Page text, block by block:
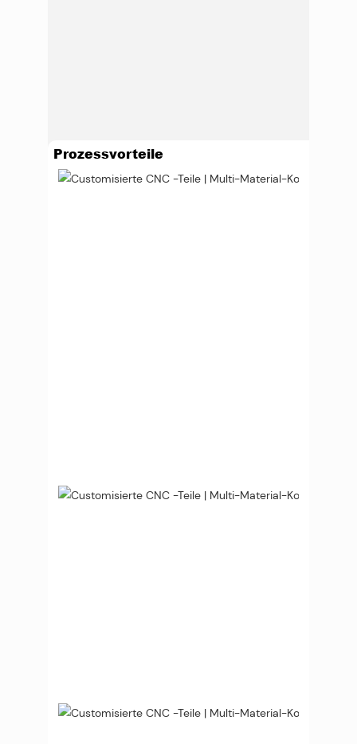
Prozessvorteile